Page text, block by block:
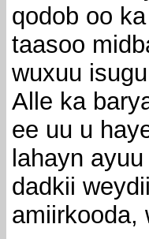
qodob oo
taasoo
wuxuu
Alle ka
ee uu u
lahayn
dadkii
amiirkooda,